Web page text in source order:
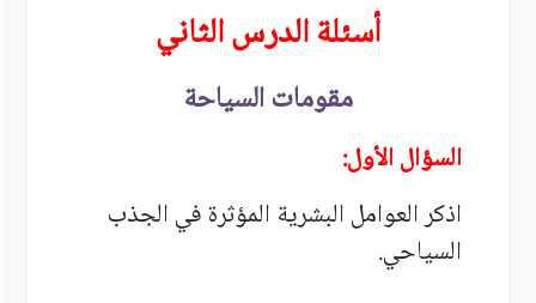
أسئلة الدرس الثاني
مقومات السياحة
السؤال الأول:
اذكر العوامل البشرية المؤثرة في الجذب
السياحي.